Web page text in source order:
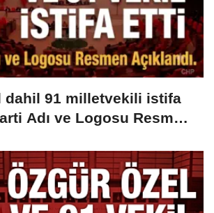
dahil 91 milletvekili istifa
Adı ve Logosu Resmen